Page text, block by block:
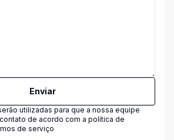
Enviar
utilizadas para que a nossa equipe
de acordo com a política de
de serviço